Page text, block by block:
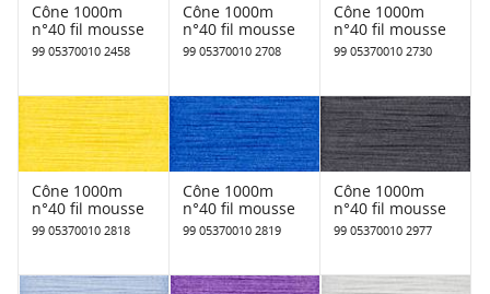
Cône 1000m
n°40 fil mousse
99 05370010 2458
Cône 1000m
n°40 fil mousse
99 05370010 2708
Cône 1000m
n°40 fil mousse
99 05370010 2730
Cône 1000m
n°40 fil mousse
99 05370010 2818
Cône 1000m
n°40 fil mousse
99 05370010 2819
Cône 1000m
n°40 fil mousse
99 05370010 2977